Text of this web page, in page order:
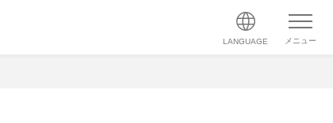
LANGUAGE メニュー